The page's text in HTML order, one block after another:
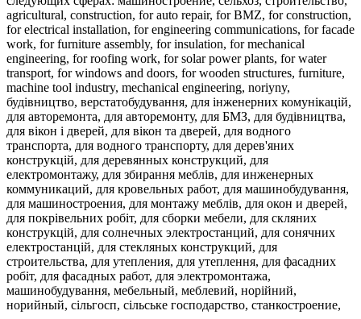
agricultural, construction, for auto repair, for BMZ, for construction,
for electrical installation, for engineering communications, for facade
work, for furniture assembly, for insulation, for mechanical
engineering, for roofing work, for solar power plants, for water
transport, for windows and doors, for wooden structures, furniture,
machine tool industry, mechanical engineering, noriyny,
будівництво, верстатобудування, для інженерних комунікацій,
для авторемонта, для авторемонту, для БМЗ, для будівництва,
для вікон і дверей, для вікон та дверей, для водного
транспорта, для водного транспорту, для дерев'яних
конструкцій, для деревянных конструкций, для
електромонтажу, для збирання меблів, для инженерных
коммуникаций, для кровельных работ, для машинобудування,
для машиностроения, для монтажу меблів, для окон и дверей,
для покрівельних робіт, для сборки мебели, для скляних
конструкцій, для солнечных электростанций, для сонячних
електростанцій, для стекляных конструкций, для
строительства, для утепления, для утеплення, для фасадних
робіт, для фасадных работ, для электромонтажа,
машинобудування, мебельный, меблевий, норійний,
норийный, сільгосп, сільське господарство, станкостроение,